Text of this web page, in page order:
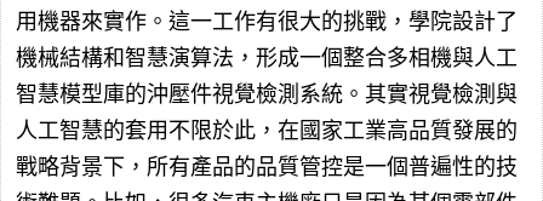
用機器來實作。這一工作有很大的挑戰，學院設計了
機械結構和智慧演算法，形成一個整合多相機與人工
智慧模型庫的沖壓件視覺檢測系統。其實視覺檢測與
人工智慧的套用不限於此，在國家工業高品質發展的
戰略背景下，所有產品的品質管控是一個普遍性的技